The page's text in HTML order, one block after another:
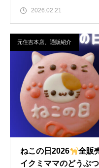
2026.02.21
元住吉本店、通販紹介
ねこの日2026
全販
イクミママのどうぶ